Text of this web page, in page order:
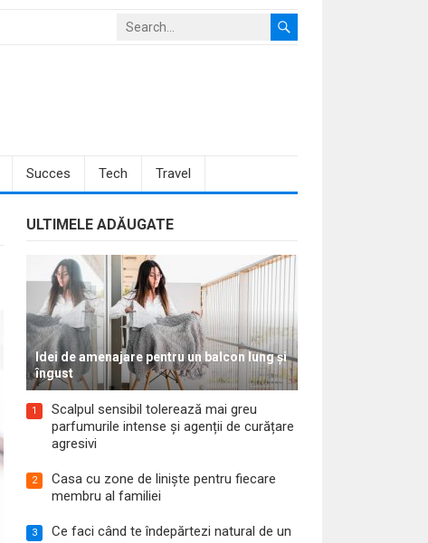
Succes Tech Travel
ULTIMELE ADĂUGATE
Idei de amenajare pentru un balcon lung și
îngust
1
Scalpul sensibil tolerează mai greu
parfumurile intense și agenții de curățare
agresivi
2
Casa cu zone de liniște pentru fiecare
membru al familiei
3
Ce faci când te îndepărtezi natural de un